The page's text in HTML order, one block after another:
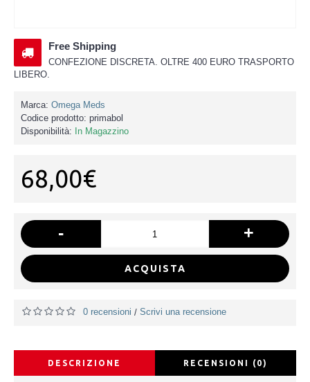
Free Shipping
CONFEZIONE DISCRETA. OLTRE 400 EURO TRASPORTO
LIBERO.
Marca: Omega Meds
Codice prodotto: primabol
Disponibilità:
In Magazzino
68,00€
- +
ACQUISTA
0 recensioni / Scrivi una recensione
DESCRIZIONE RECENSIONI (0)